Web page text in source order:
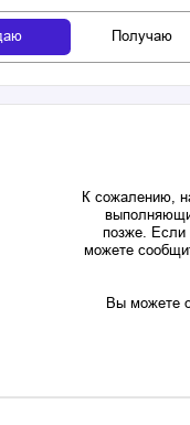
Получаю
К сожалению,
позже. Если
можете
Вы можете